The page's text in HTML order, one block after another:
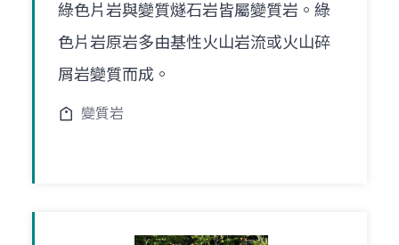
綠色片岩與變質燧石岩皆屬變質岩。綠
色片岩原岩多由基性火山岩流或火山碎
屑岩變質而成。
變質岩